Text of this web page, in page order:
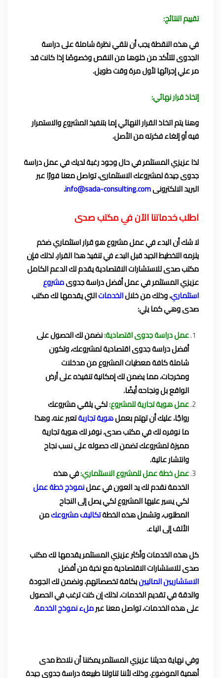
تقييم النتائج:
في هذه النقطة يجب أن نلقي نظرة شاملة على دراسة
الجدوى للتأكد من خلوها من النقص وخصوصًا إذا كانت قد
مر علي إجرائها لأول مرة وقت طويل.
إتخاذ قرار نهائي:
وهنا يتم اتخاذ القرار النهائي إما بتنفيذ المشروع والاستمرار
فيه أو إلغاء فكرته من الأصل.
لذا عزيزي المستثمر في حال وجود رغبة لديك في عمل دراسة
جدوى جيدة لمشروعك الاستثمارى، تواصل معنا فورًا عبر
البريد الالكترونىinfo@sada-consulting.com
.
اطلب خدماتنا الآن في مكتب صدى
لا شك أن البدء في عمل مشروع هو قرار استثماري ضخم
يلزمه التخطيط الجيد قبل البدء في تنفيذ هذا القرار، لذلك فإن
مكتب صدى للاستشارات الاقتصادية يقدم لك الدعم الكامل
عزيزي المستثمر في عمل أفضل دراسة جدوىمشروع
استثماري، وذلك من خلالالخدماتالتي يقدمها لك مكتب
صدى وهي كما يلي:
عمل دراسة جدوى اقتصادية:نضمن لك الحصول على
أفضل دراسة جدوى اقتصادية لمشروعك، وتكون
شاملة كافة معطيات المشروع من مدخلات
ومخرجات، مما يضمن لك إمكانية تنفيذه على أرض
الواقع بل ونجاحه أيضًا.
عمل هوية تجارية للمشروع:لكي يلقي مشروعك
رواجًا، عليك أن تهتم بعملهوية تجاريةتعبر عنه، وهذا
ما نوفره لك في مكتب صدى، نوفر لك هوية تجارية
مميزة لمشروعك تضمن لك حصوله على نسب نجاح
وانتشار عالية.
عمل خطة عمل للمشروع الاستثماري:في هذه
الخدمة نقدم لك يد العون في عملنموذج خطة عمل
لكي يسير عليها المشروع لكي يصل إلى النجاح
المطلوب، وتشمل هذه الخطةتكاليف مشروعكمن
الألف إلى الياء.
كل هذه الخدمات وأكثر عزيزي المستثمر يقدمها لك مكتب
صدى للاستشارات الاقتصادية مع نخبة من أفضل
الاستشاريين الماليينبكافة تخصصاتهم، ونضمن لك الجودة
والدقة في تقديم الخدمات، لذلك إن كنت ترغب في الحصول
على هذه الخدمات، تواصل معنا عبرملء نموذج الخدمة.
وفي نهاية حديثنا عزيزي المستثمر يمكننا أن نلاحظ مدى
أهمية الموضوع، وذلك لأننا تناولنا طبيعة دراسة جدوى جيدة